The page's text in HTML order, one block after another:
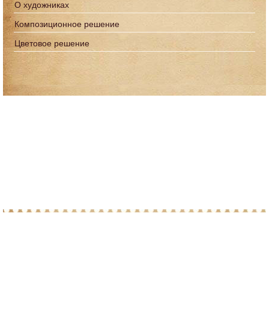
О художниках
Композиционное решение
Цветовое решение